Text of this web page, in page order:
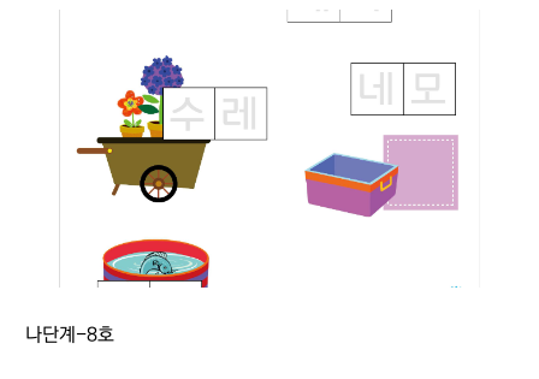
나단계-8호